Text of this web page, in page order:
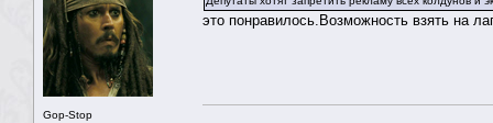
Gop-Stop
это понравилось.Возможность взять на